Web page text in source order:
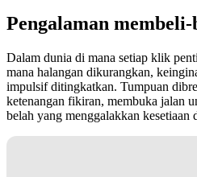
Pengalaman
Dalam dunia di mana setiap klik
mana halangan dikurangkan,
impulsif ditingkatkan. Tumpuan
ketenangan fikiran, membuka jalan
belah yang menggalakkan kesetiaan